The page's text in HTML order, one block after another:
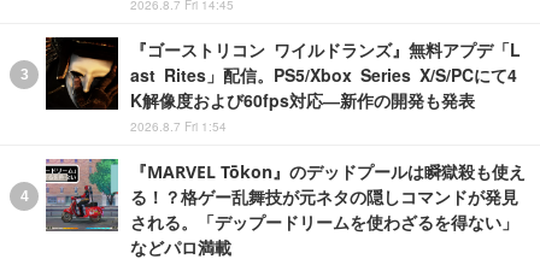
2026.8.7 Fri 14:45
『ゴーストリコン ワイルドランズ』無料アプデ「L
ast Rites」配信。PS5/Xbox Series X/S/PCにて4
K解像度および60fps対応―新作の開発も発表
2026.8.7 Fri 1:54
『MARVEL Tōkon』のデッドプールは瞬獄殺も使え
る！？格ゲー乱舞技が元ネタの隠しコマンドが発見
される。「デップードリームを使わざるを得ない」
などパロ満載